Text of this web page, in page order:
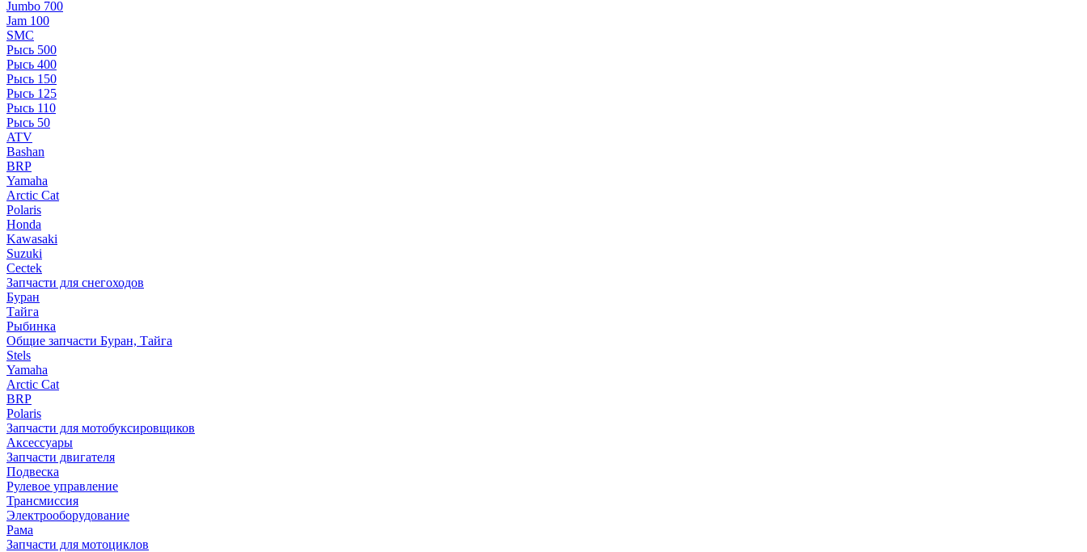
Jumbo 700
Jam 100
SMC
Рысь 500
Рысь 400
Рысь 150
Рысь 125
Рысь 110
Рысь 50
ATV
Bashan
BRP
Yamaha
Arctic Cat
Polaris
Honda
Kawasaki
Suzuki
Cectek
Запчасти для снегоходов
Буран
Тайга
Рыбинка
Общие запчасти Буран, Тайга
Stels
Yamaha
Arctic Cat
BRP
Polaris
Запчасти для мотобуксировщиков
Аксессуары
Запчасти двигателя
Подвеска
Рулевое управление
Трансмиссия
Электрооборудование
Рама
Запчасти для мотоциклов